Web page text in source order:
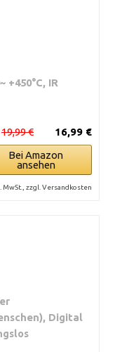
IR
16,99 €
19,99 €
Bei Amazon
ansehen
MwSt., zzgl. Versandkosten
Digital